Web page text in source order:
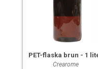
PET-flaska brun - 1
Crearome